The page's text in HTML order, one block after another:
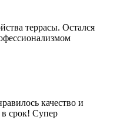
террасы. Остался
качество и
в срок! Супер